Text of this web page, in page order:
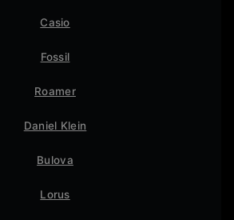
Casio
Fossil
Roamer
Daniel Klein
Bulova
Lorus